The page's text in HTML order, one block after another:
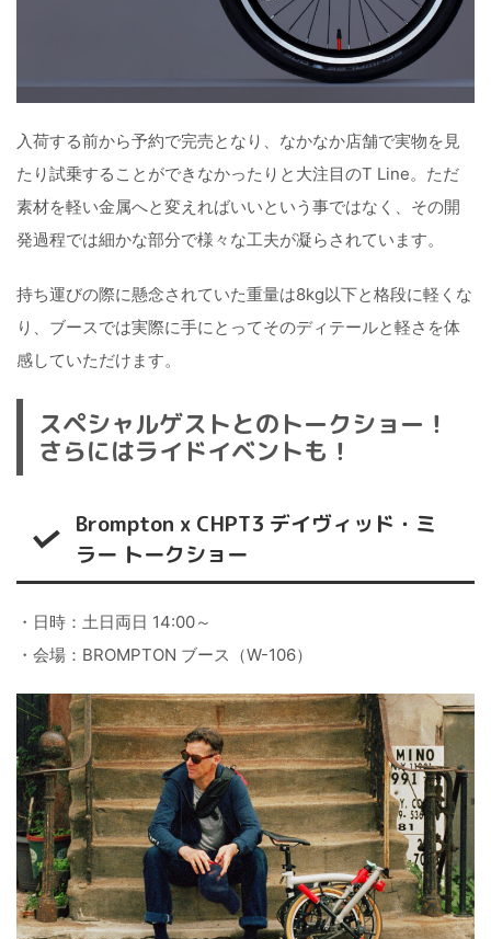
入荷する前から予約で完売となり、なかなか店舗で実物を見
たり試乗することができなかったりと大注目のT Line。ただ
素材を軽い金属へと変えればいいという事ではなく、その開
発過程では細かな部分で様々な工夫が凝らされています。
持ち運びの際に懸念されていた重量は8kg以下と格段に軽くな
り、ブースでは実際に手にとってそのディテールと軽さを体
感していただけます。
スペシャルゲストとのトークショー！
さらにはライドイベントも！
Brompton x CHPT3 デイヴィッド・ミ
ラー トークショー
・日時：土日両日 14:00～
・会場：BROMPTON ブース（W-106）